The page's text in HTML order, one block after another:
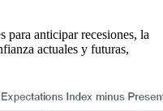
para anticipar recesiones, la
actuales y futuras,